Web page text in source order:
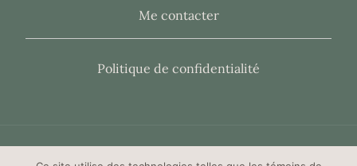
Me contacter
Politique de confidentialité